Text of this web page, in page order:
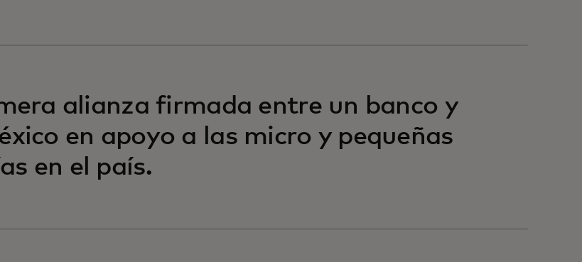
alianza firmada entre un banco y
en apoyo a las micro y pequeñas
en el país.